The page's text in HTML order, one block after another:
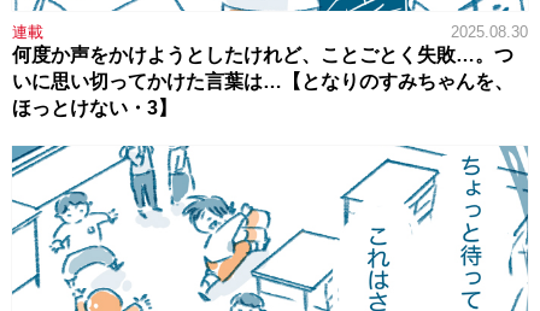
連載 2025.08.30
何度か声をかけようとしたけれど、ことごとく失敗…。つ
いに思い切ってかけた言葉は…【となりのすみちゃんを、
ほっとけない・3】